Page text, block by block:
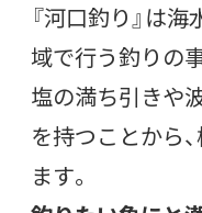
『河口釣り』は
域で行う釣りの事
塩の満ち引きや
を持つことから
ます。